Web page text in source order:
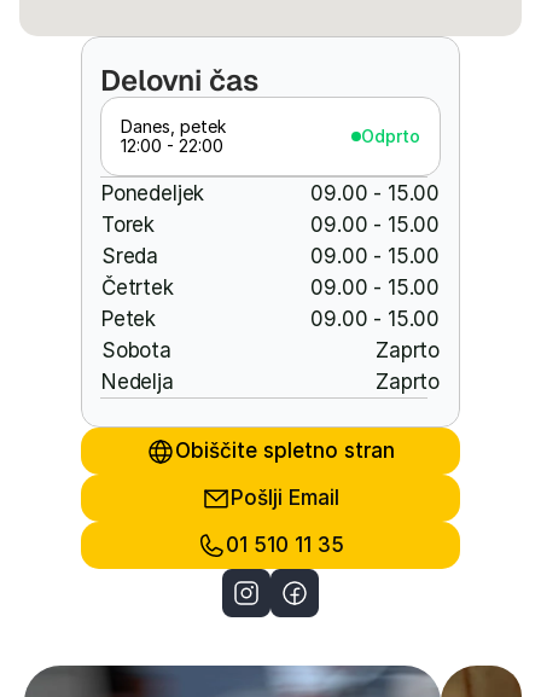
Delovni čas
Danes, petek
12:00 - 22:00
Odprto
Ponedeljek
09.00 - 15.00
Torek
09.00 - 15.00
Sreda
09.00 - 15.00
Četrtek
09.00 - 15.00
Petek
09.00 - 15.00
Sobota
Zaprto
Nedelja
Zaprto
Obiščite spletno stran
Pošlji Email
01 510 11 35